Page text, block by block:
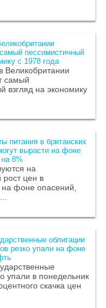
пессимистичный
c 1978 года
Великобритании
самый
взгляд на экономику
питания в британских
вырасти на фоне
8%
на
рост цен в
фоне опасений,
облигации
резко упали на фоне
упали в понедельник
скачка цен